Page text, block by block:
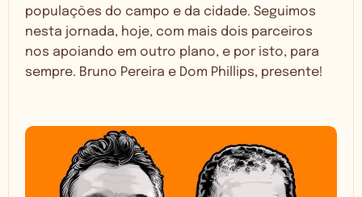
populações do campo e da cidade. Seguimos
nesta jornada, hoje, com mais dois parceiros
nos apoiando em outro plano, e por isto, para
sempre. Bruno Pereira e Dom Phillips, presente!